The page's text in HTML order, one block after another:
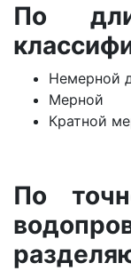
По
Немерной
Мерной
Кратной
По